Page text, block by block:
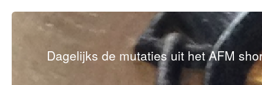
Dagelijks de mutaties uit het AFM